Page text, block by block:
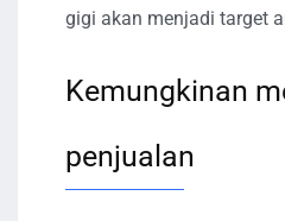
gigi akan menjadi target
Kemungkinan
penjualan